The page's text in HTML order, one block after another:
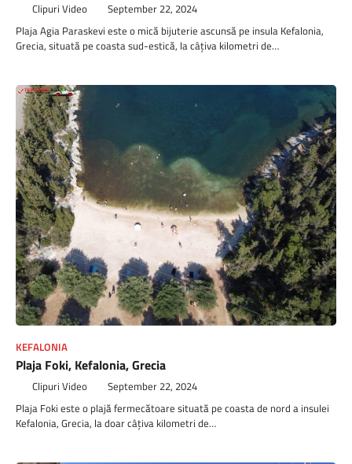
Clipuri Video September 22, 2024
Plaja Agia Paraskevi este o mică bijuterie ascunsă pe insula Kefalonia,
Grecia, situată pe coasta sud-estică, la câțiva kilometri de…
KEFALONIA
Plaja Foki, Kefalonia, Grecia
Clipuri Video September 22, 2024
Plaja Foki este o plajă fermecătoare situată pe coasta de nord a insulei
Kefalonia, Grecia, la doar câțiva kilometri de…